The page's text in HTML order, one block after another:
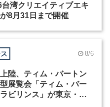
台湾クリエイティブエキ
8月31日まで開催
8/6
陸、ティム・バートン
展覧会「ティム・バー
ラビリンス」が東京・豊